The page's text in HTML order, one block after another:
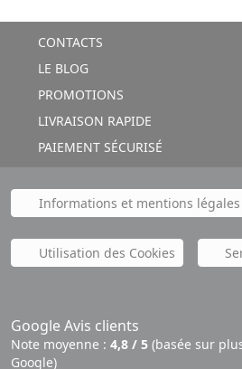
CONTACTS
LE BLOG
PROMOTIONS
LIVRAISON RAPIDE
PAIEMENT SÉCURISÉ
Informations et mentions légales
Utilisation des Cookies
Google Avis clients
Note moyenne : 4,8 / 5 (basée sur
Google)